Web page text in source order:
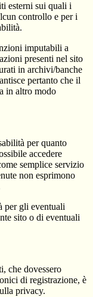
esterni sui quali i
controllo e per i
imputabili a
presenti nel sito
in archivi/banche
pertanto che il
in altro modo
per quanto
accedere
semplice servizio
non esprimono
per gli eventuali
sito o di eventuali
che dovessero
di registrazione, è
privacy.